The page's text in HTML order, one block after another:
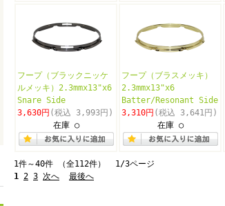
フープ（ブラックニッケ
ルメッキ）2.3mmx13"x6
Snare Side
3,630円 (税込 3,993円)
在庫 ○
フープ（ブラスメッキ）
2.3mmx13"x6
Batter/Resonant Side
3,310円 (税込 3,641円)
在庫 ○
1件～40件 （全112件） 1/3ページ
1 2 3 次へ 最後へ